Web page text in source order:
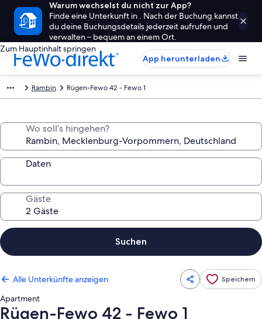
Warum wechselst du nicht zur App?
Finde eine Unterkunft in . Nach der Buchung kannst
du deine Buchungsdetails jederzeit aufrufen und
verwalten – bequem an einem Ort.
Zum Hauptinhalt springen
App herunterladen
Rambin Rügen-Fewo 42 - Fewo 1
Wo soll’s hingehen?
Daten
Gäste
Suchen
Alle Unterkünfte anzeigen Speichern
Apartment
Rügen-Fewo 42 - Fewo 1